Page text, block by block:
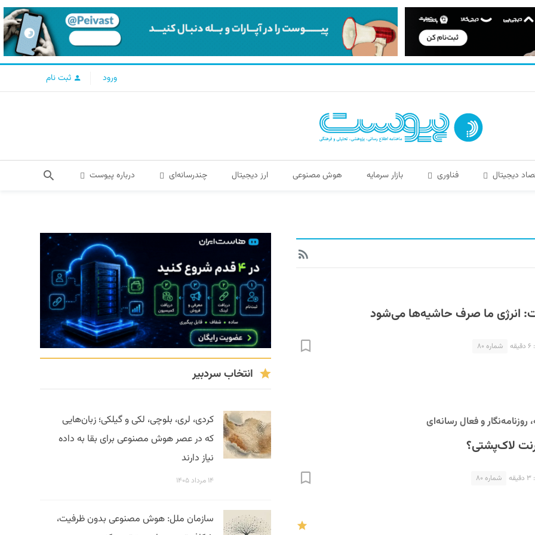
ورود ثبت نام
دیجیتال فناوری بازار سرمایه هوش مصنوعی ارز دیجیتال چندرسانه‌ای درباره پیوست
انرژی ما صرف حاشیه‌ها می‌شود
شماره ۸۰
و فعال رسانه‌ای
لاک‌پشتی؟
شماره ۸۰
انتخاب سردبیر
کردی، لری، بلوچی، لکی و گیلکی؛ زبان‌هایی
که در عصر هوش مصنوعی برای بقا به داده
نیاز دارند
۱۴ مرداد ۱۴۰۵
سازمان ملل: هوش مصنوعی بدون ظرفیت،